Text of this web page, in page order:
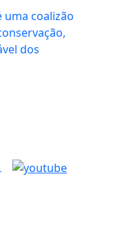
uma coalizão
dos